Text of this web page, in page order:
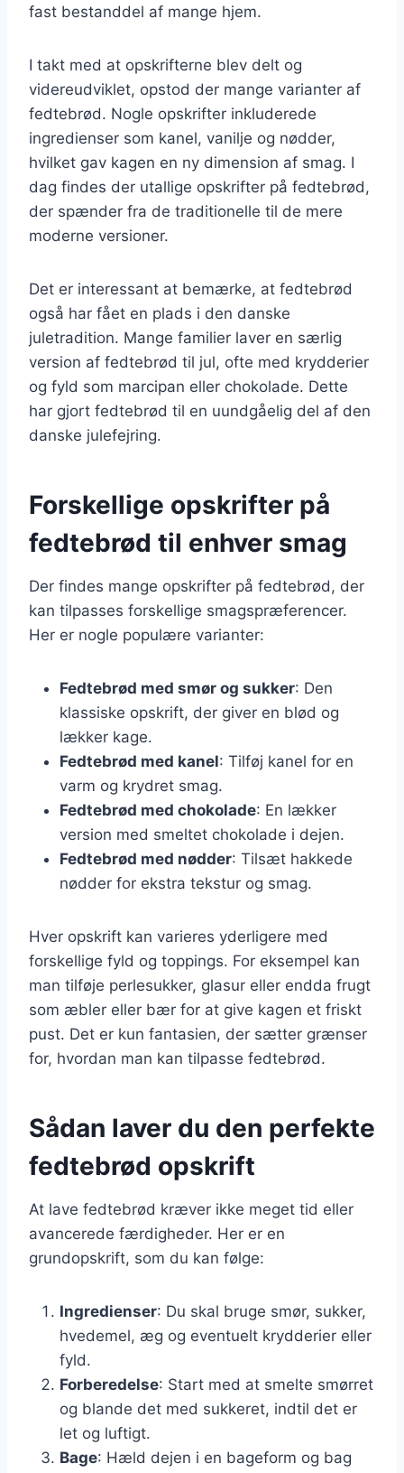
fast bestanddel af mange hjem.
I takt med at opskrifterne blev delt og
videreudviklet, opstod der mange varianter af
fedtebrød. Nogle opskrifter inkluderede
ingredienser som kanel, vanilje og nødder,
hvilket gav kagen en ny dimension af smag. I
dag findes der utallige opskrifter på fedtebrød,
der spænder fra de traditionelle til de mere
moderne versioner.
Det er interessant at bemærke, at fedtebrød
også har fået en plads i den danske
juletradition. Mange familier laver en særlig
version af fedtebrød til jul, ofte med krydderier
og fyld som marcipan eller chokolade. Dette
har gjort fedtebrød til en uundgåelig del af den
danske julefejring.
Forskellige opskrifter på
fedtebrød til enhver smag
Der findes mange opskrifter på fedtebrød, der
kan tilpasses forskellige smagspræferencer.
Her er nogle populære varianter:
Fedtebrød med smør og sukker: Den
klassiske opskrift, der giver en blød og
lækker kage.
Fedtebrød med kanel: Tilføj kanel for en
varm og krydret smag.
Fedtebrød med chokolade: En lækker
version med smeltet chokolade i dejen.
Fedtebrød med nødder: Tilsæt hakkede
nødder for ekstra tekstur og smag.
Hver opskrift kan varieres yderligere med
forskellige fyld og toppings. For eksempel kan
man tilføje perlesukker, glasur eller endda frugt
som æbler eller bær for at give kagen et friskt
pust. Det er kun fantasien, der sætter grænser
for, hvordan man kan tilpasse fedtebrød.
Sådan laver du den perfekte
fedtebrød opskrift
At lave fedtebrød kræver ikke meget tid eller
avancerede færdigheder. Her er en
grundopskrift, som du kan følge:
Ingredienser: Du skal bruge smør, sukker,
hvedemel, æg og eventuelt krydderier eller
fyld.
Forberedelse: Start med at smelte smørret
og blande det med sukkeret, indtil det er
let og luftigt.
Bage: Hæld dejen i en bageform og bag